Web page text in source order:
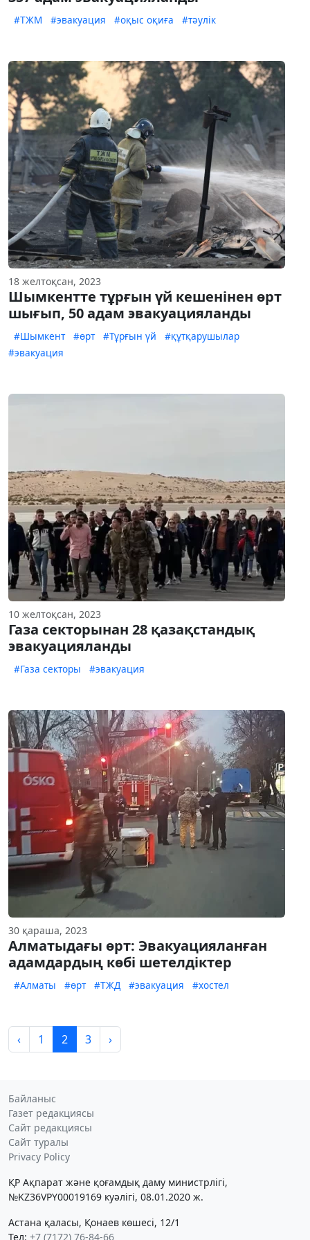
#ТЖМ #эвакуация #оқыс оқиға #тәулік
18 желтоқсан, 2023
Шымкентте тұрғын үй кешенінен өрт
шығып, 50 адам эвакуацияланды
#Шымкент #өрт #Тұрғын үй
#құтқарушылар
#эвакуация
10 желтоқсан, 2023
Газа секторынан 28 қазақстандық
эвакуацияланды
#Газа секторы #эвакуация
30 қараша, 2023
Алматыдағы өрт: Эвакуацияланған
адамдардың көбі шетелдіктер
#Алматы #өрт #ТЖД #эвакуация #хостел
‹ 1 2 3 ›
Байланыс
Газет редакциясы
Сайт редакциясы
Сайт туралы
Privacy Policy
ҚР Ақпарат және қоғамдық даму министрлігі,
№KZ36VPY00019169 куәлігі, 08.01.2020 ж.
Астана қаласы, Қонаев көшесі, 12/1
Тел: +7 (7172) 76-84-66